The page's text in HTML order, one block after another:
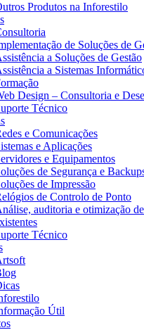
Produtos na Inforestilo
de Soluções de
a Soluções de Gestão
a Sistemas
Design – Consultoria e
Técnico
e Comunicações
e Aplicações
e Equipamentos
de Segurança e
de Impressão
de Controlo de Ponto
auditoria e otimização
Técnico
Útil